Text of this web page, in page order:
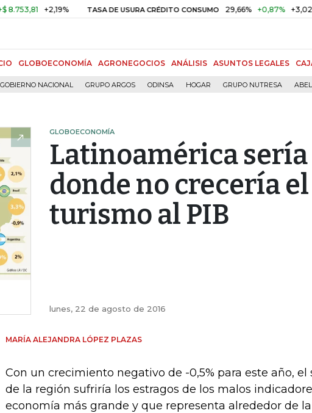
+2,19% TASA DE USURA CRÉDITO CONSUMO 29,66% +0,87% +3,02%
GLOBOECONOMÍA AGRONEGOCIOS ANÁLISIS ASUNTOS LEGALES
GOBIERNO NACIONAL GRUPO ARGOS ODINSA HOGAR GRUPO NUTRESA
GLOBOECONOMÍA
Latinoamérica
donde no crecería
turismo al PIB
lunes, 22 de agosto de 2016
MARÍA ALEJANDRA LÓPEZ PLAZAS
Con un crecimiento negativo de -0,5% para este año,
de la región sufriría los estragos de los malos
economía más grande y que representa alrededor de